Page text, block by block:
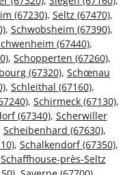
(67230), Seltz (67470),
, Schwobsheim (67390),
(67440),
, Schopperten (67260),
(67320), Schœnau
, Schleithal (67160),
, Schirmeck (67130),
(67340), Scherwiller
Scheibenhard (67630),
, Schalkendorf (67350),
Schaffhouse-près-Seltz